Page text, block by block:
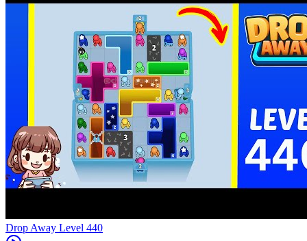
Level 440